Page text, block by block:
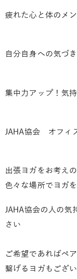
疲れた心と体のメ
自分自身への気づき
集中力アップ！気
JAHA協会 オフィ
出張ヨガをお考え
色々な場所でヨガ
JAHA協会の人の気
さい
ご希望であればペ
繋げるヨガもござ